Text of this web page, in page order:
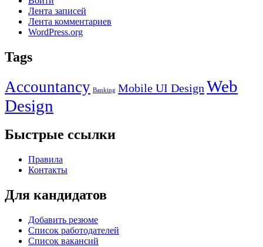
Лента записей
Лента комментариев
WordPress.org
Tags
Accountancy Banking Mobile UI Design Web
Design
Быстрые ссылки
Правила
Контакты
Для кандидатов
Добавить резюме
Список работодателей
Список вакансий